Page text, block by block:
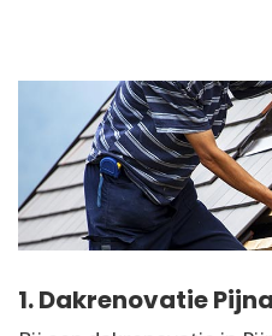
1. Dakrenovatie